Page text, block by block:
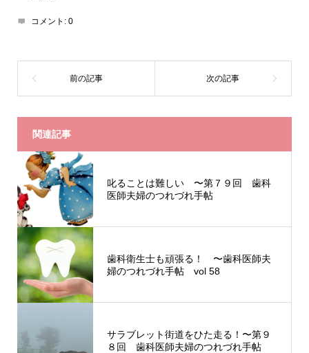
コメント: 0
関連記事
叱ることは難しい 〜第７９回 歯科
医師夫婦のつれづれ手帖
歯科衛生士も頑張る！ 〜歯科医師夫
婦のつれづれ手帖 vol 58
サラブレット街道をひた走る！〜第９
８回 歯科医師夫婦のつれづれ手帖